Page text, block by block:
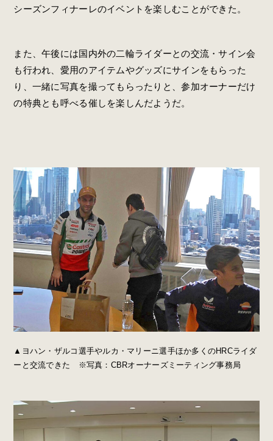
シーズンフィナーレのイベントを楽しむことができた。
また、午後には国内外の二輪ライダーとの交流・サイン会
も行われ、愛用のアイテムやグッズにサインをもらった
り、一緒に写真を撮ってもらったりと、参加オーナーだけ
の特典とも呼べる催しを楽しんだようだ。
▲ヨハン・ザルコ選手やルカ・マリーニ選手ほか多くのHRCライダ
ーと交流できた ※写真：CBRオーナーズミーティング事務局